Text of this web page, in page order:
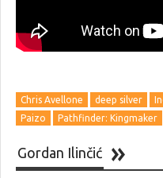
Chris Avellone deep silver
Paizo
Pathfinder: Kingmaker
Gordan Ilinčić